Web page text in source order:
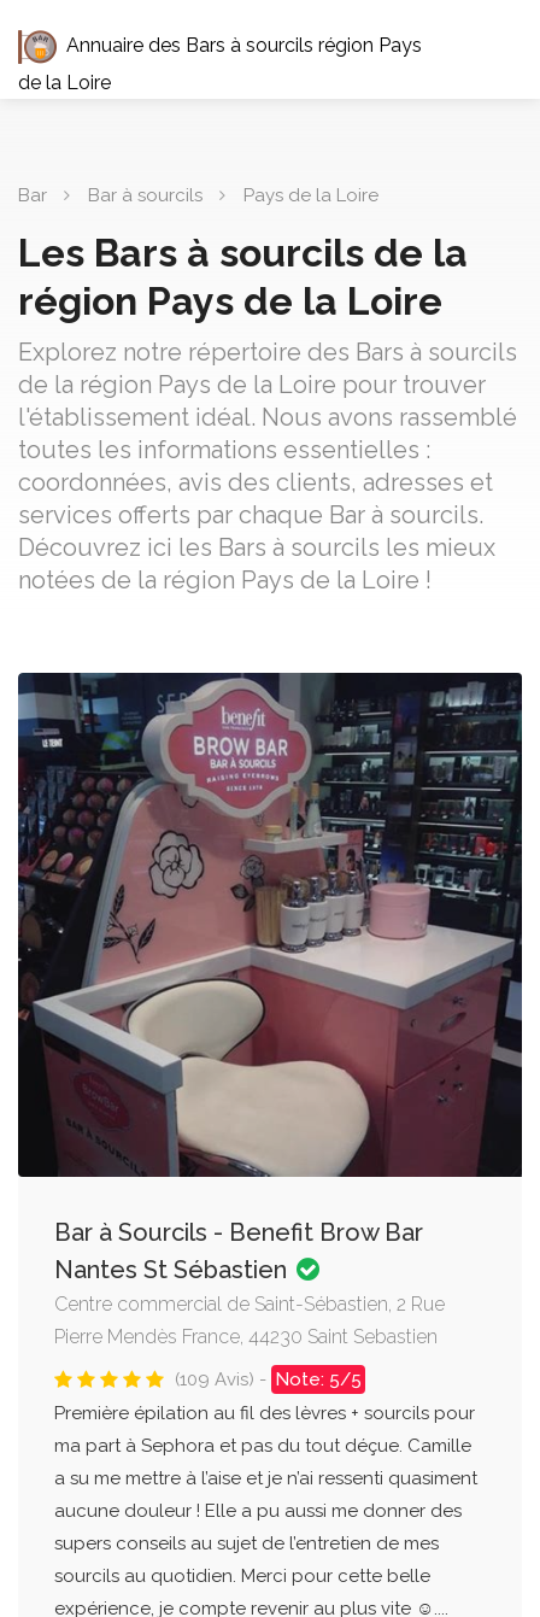
Annuaire des Bars à sourcils région Pays
de la Loire
Bar Bar à sourcils Pays de la Loire
Les Bars à sourcils de la
région Pays de la Loire
Explorez notre répertoire des Bars à sourcils
de la région Pays de la Loire pour trouver
l'établissement idéal. Nous avons rassemblé
toutes les informations essentielles :
coordonnées, avis des clients, adresses et
services offerts par chaque Bar à sourcils.
Découvrez ici les Bars à sourcils les mieux
notées de la région Pays de la Loire !
Bar à Sourcils - Benefit Brow Bar
Nantes St Sébastien
Centre commercial de Saint-Sébastien, 2 Rue
Pierre Mendès France, 44230 Saint Sebastien
(109 Avis) - Note: 5/5
Première épilation au fil des lèvres + sourcils pour
ma part à Sephora et pas du tout déçue. Camille
a su me mettre à l’aise et je n’ai ressenti quasiment
aucune douleur ! Elle a pu aussi me donner des
supers conseils au sujet de l’entretien de mes
sourcils au quotidien. Merci pour cette belle
expérience, je compte revenir au plus vite ☺️....